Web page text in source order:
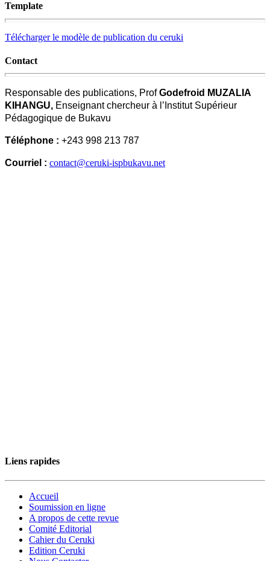
Template
Télécharger le modèle de publication du ceruki
Contact
Responsable des publications, ProfGodefroid MUZALIA
KIHANGU, Enseignant chercheur à l’Institut Supérieur
Pédagogique de Bukavu
Téléphone : +243 998 213 787
Courriel : contact@ceruki-ispbukavu.net
Liens rapides
Accueil
Soumission en ligne
A propos de cette revue
Comité Editorial
Cahier du Ceruki
Edition Ceruki